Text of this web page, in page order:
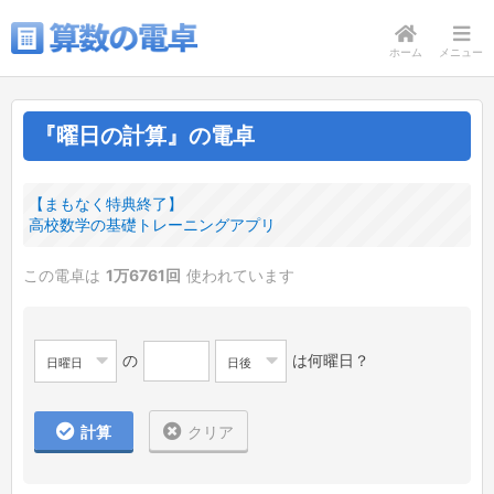
ホーム メニュー
『曜日の計算』の電卓
【まもなく特典終了】
高校数学の基礎トレーニングアプリ
この電卓は 1万6761回 使われています
日曜日 の 日後 は何曜日？
計算 クリア